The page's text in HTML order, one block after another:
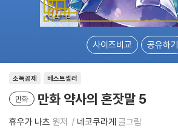
사이즈비교 공유하기
소득공제 베스트셀러
만화 만화 약사의 혼잣말 5
휴우가 나츠 원저 네코쿠라게 글그림